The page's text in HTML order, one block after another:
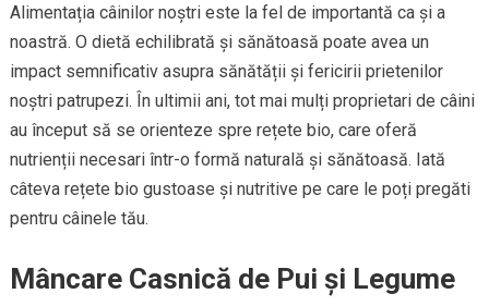
Alimentația câinilor noștri este la fel de importantă ca și a
noastră. O dietă echilibrată și sănătoasă poate avea un
impact semnificativ asupra sănătății și fericirii prietenilor
noștri patrupezi. În ultimii ani, tot mai mulți proprietari de câini
au început să se orienteze spre rețete bio, care oferă
nutrienții necesari într-o formă naturală și sănătoasă. Iată
câteva rețete bio gustoase și nutritive pe care le poți pregăti
pentru câinele tău.
Mâncare Casnică de Pui și Legume